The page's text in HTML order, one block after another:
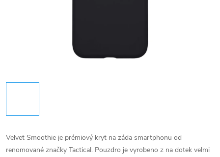
Velvet Smoothie je prémiový kryt na záda smartphonu od
renomované značky Tactical. Pouzdro je vyrobeno z na dotek velmi